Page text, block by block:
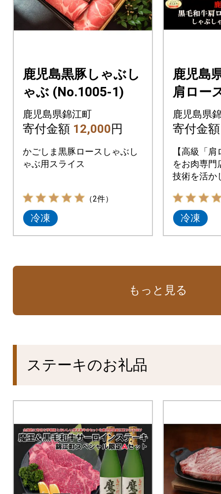
鹿児島黒豚しゃぶし
ゃぶ (No.1005-1)
鹿児島県錦江町
寄付金額 12,000円
かごしま黒豚ロースしゃぶし
ゃぶ用スライス
（2件）
冷凍
鹿児島
肩ロー
き
スしゃ
鹿児島県
寄付金
【高級「
をお肉専門
技術を活か
冷凍
もっと見る
ステーキのお礼品